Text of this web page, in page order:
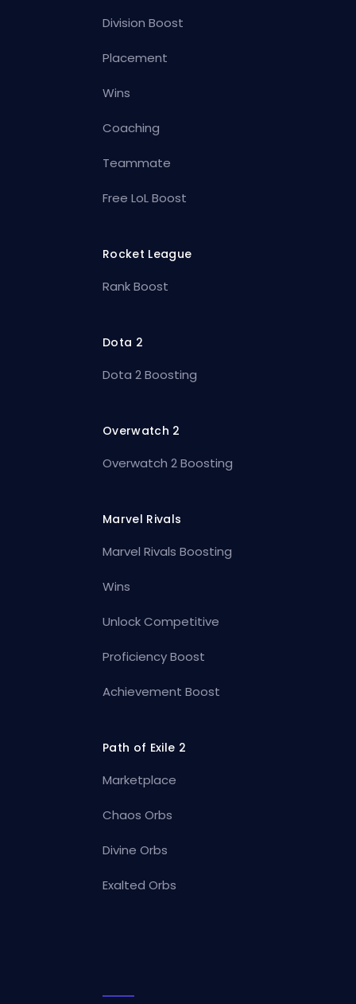
Division Boost
Placement
Wins
Coaching
Teammate
Free LoL Boost
Rocket League
Rank Boost
Dota 2
Dota 2 Boosting
Overwatch 2
Overwatch 2 Boosting
Marvel Rivals
Marvel Rivals Boosting
Wins
Unlock Competitive
Proficiency Boost
Achievement Boost
Path of Exile 2
Marketplace
Chaos Orbs
Divine Orbs
Exalted Orbs